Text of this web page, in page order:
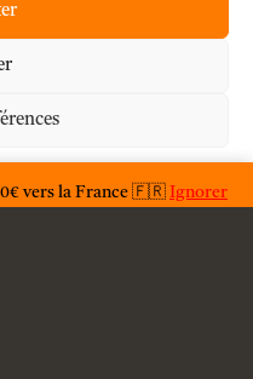
vers la France 🇫🇷 Ignorer